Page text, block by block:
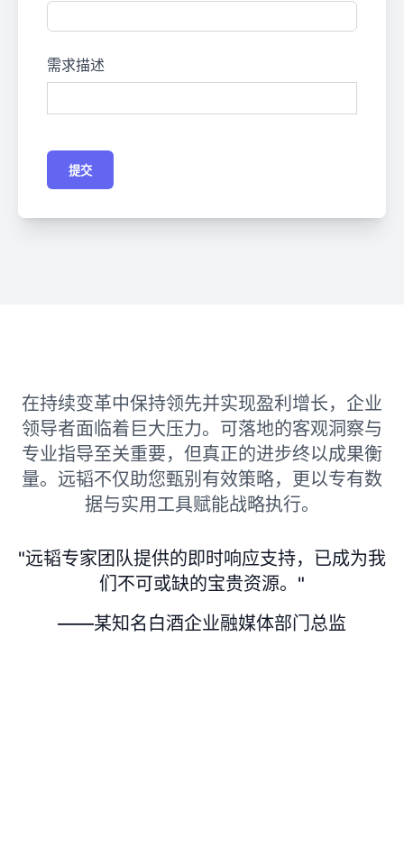
需求描述
提交
在持续变革中保持领先并实现盈利增长，企业
领导者面临着巨大压力。可落地的客观洞察与
专业指导至关重要，但真正的进步终以成果衡
量。远韬不仅助您甄别有效策略，更以专有数
据与实用工具赋能战略执行。
"远韬专家团队提供的即时响应支持，已成为我
们不可或缺的宝贵资源。"
——某知名白酒企业融媒体部门总监